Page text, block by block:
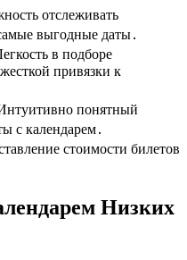
отслеживать
выгодные даты․
в подборе
привязки к
понятный
с календарем․
стоимости билетов
Низких